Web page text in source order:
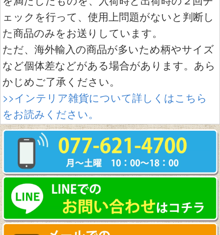
ェックを行って、使用上問題がないと判断し
た商品のみをお送りしています。
ただ、海外輸入の商品が多いため柄やサイズ
など個体差などがある場合があります。あら
かじめご了承ください。
>>インテリア雑貨について詳しくはこちら
をお読みください。